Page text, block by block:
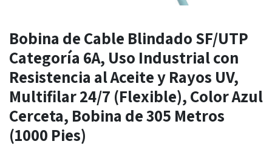
Bobina de Cable Blindado SF/UTP
Categoría 6A, Uso Industrial con
Resistencia al Aceite y Rayos UV,
Multifilar 24/7 (Flexible), Color Azul
Cerceta, Bobina de 305 Metros
(1000 Pies)